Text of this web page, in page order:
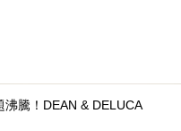
沸騰！DEAN & DELUCA